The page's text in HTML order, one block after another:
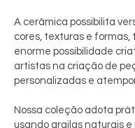
A cerâmica possibilita
cores, texturas e formas,
enorme possibilidade
artistas na criação de
personalizadas e
Nossa coleção adota
usando argilas naturais e